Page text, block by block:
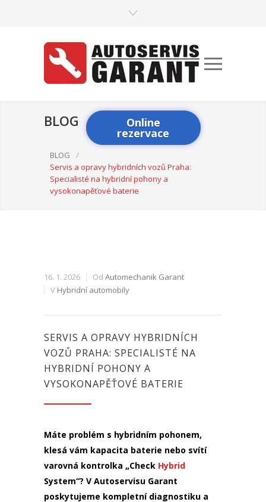
BLOG Online
rezervace
BLOG
/
Servis a opravy hybridních vozů Praha:
Specialisté na hybridní pohony a
vysokonapěťové baterie
16. 1. 2026 Od Automechanik Garant
V Hybridní automobily
SERVIS A OPRAVY HYBRIDNÍCH
VOZŮ PRAHA: SPECIALISTÉ NA
HYBRIDNÍ POHONY A
VYSOKONAPĚŤOVÉ BATERIE
Máte problém s hybridním pohonem,
klesá vám kapacita baterie nebo svítí
varovná kontrolka „Check Hybrid
System“? V Autoservisu Garant
poskytujeme kompletní diagnostiku a